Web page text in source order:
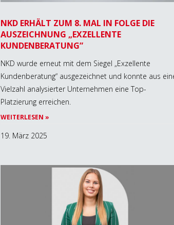
NKD ERHÄLT ZUM 8. MAL IN FOLGE DIE
AUSZEICHNUNG „EXZELLENTE
KUNDENBERATUNG”
NKD wurde erneut mit dem Siegel „Exzellente
Kundenberatung“ ausgezeichnet und konnte aus
Vielzahl analysierter Unternehmen eine Top-
Platzierung erreichen.
WEITERLESEN »
19. März 2025